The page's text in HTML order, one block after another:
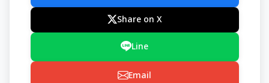
Share on X
Line
Email